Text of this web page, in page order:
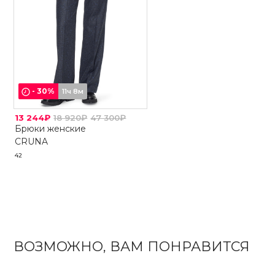
-30% 11ч 8м
13 244₽ 18 920₽ 47 300₽
Брюки женские
CRUNA
42
ВОЗМОЖНО, ВАМ ПОНРАВИТСЯ